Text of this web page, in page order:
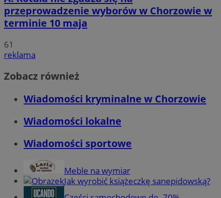
przeprowadzenie wyborów w Chorzowie w
terminie 10 maja
61
reklama
Zobacz również
Wiadomości kryminalne w Chorzowie
Wiadomości lokalne
Wiadomości sportowe
Meble na wymiar
Jak wyrobić książeczkę sanepidowską?